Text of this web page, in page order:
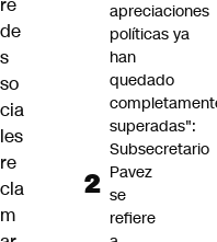
de
s
so
cia
les
re
cla
m
apreciaciones
políticas ya
han
quedado
superadas":
Subsecretario
Pavez
se
refiere